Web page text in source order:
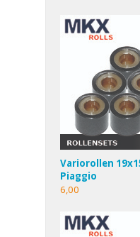
Variorollen
Piaggio
6,00